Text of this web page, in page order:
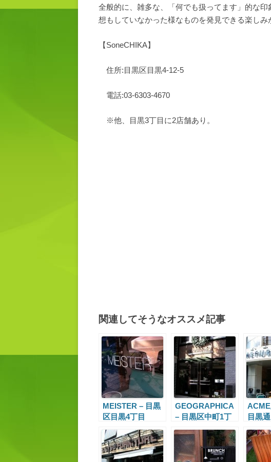
全般的に、雑多な、「何でも扱ってます」的な
想もしていなかった様なものを発見できる楽しみ
【SoneCHIKA】
住所:目黒区目黒4-12-5
電話:03-6303-4670
※他、目黒3丁目に2店舗あり。
関連してそうなオススメ記事
MEISTER – 目黒
区目黒4丁目
GEOGRAPHICA
– 目黒区中町1丁
目黒